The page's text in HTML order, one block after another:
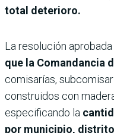
total deterioro.
La resolución
que la Comandancia
comisarías,
construidos con
especificando la
por municipio,